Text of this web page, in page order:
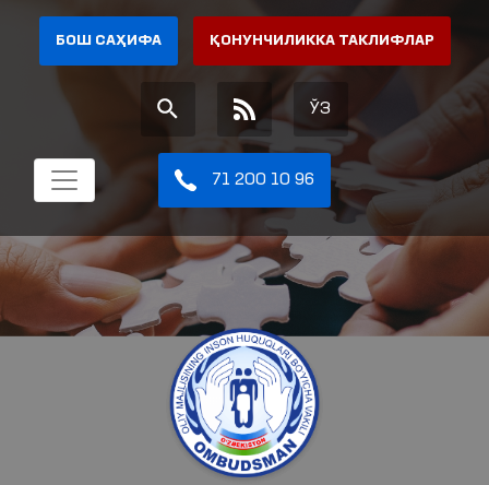
БОШ САҲИФА ҚОНУНЧИЛИККА ТАКЛИФЛАР
ЎЗ
71 200 10 96